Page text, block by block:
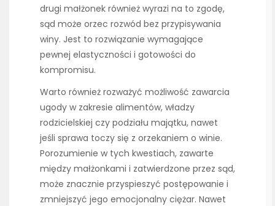
drugi małżonek również wyrazi na to zgodę,
sąd może orzec rozwód bez przypisywania
winy. Jest to rozwiązanie wymagające
pewnej elastyczności i gotowości do
kompromisu.
Warto również rozważyć możliwość zawarcia
ugody w zakresie alimentów, władzy
rodzicielskiej czy podziału majątku, nawet
jeśli sprawa toczy się z orzekaniem o winie.
Porozumienie w tych kwestiach, zawarte
między małżonkami i zatwierdzone przez sąd,
może znacznie przyspieszyć postępowanie i
zmniejszyć jego emocjonalny ciężar. Nawet